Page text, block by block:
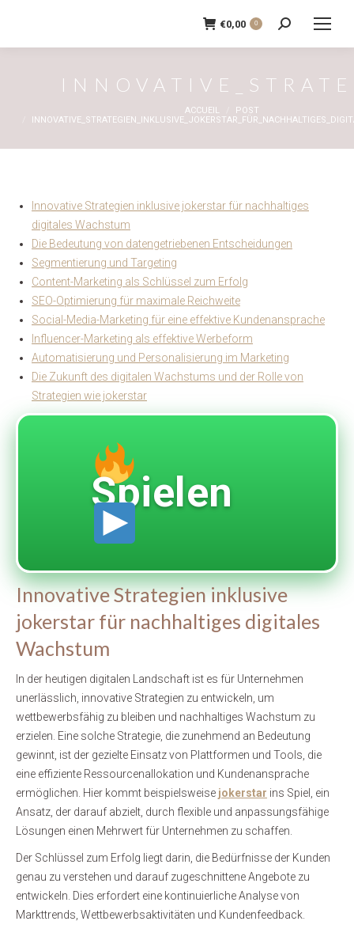
€0,00 0
Recherche
:
ACCUEIL
POST
Innovative Strategien inklusive jokerstar für nachhaltiges
digitales Wachstum
Die Bedeutung von datengetriebenen Entscheidungen
Segmentierung und Targeting
Content-Marketing als Schlüssel zum Erfolg
SEO-Optimierung für maximale Reichweite
Social-Media-Marketing für eine effektive Kundenansprache
Influencer-Marketing als effektive Werbeform
Automatisierung und Personalisierung im Marketing
Die Zukunft des digitalen Wachstums und der Rolle von
Strategien wie jokerstar
Spielen
Innovative Strategien inklusive
jokerstar für nachhaltiges digitales
Wachstum
In der heutigen digitalen Landschaft ist es für Unternehmen
unerlässlich, innovative Strategien zu entwickeln, um
wettbewerbsfähig zu bleiben und nachhaltiges Wachstum zu
erzielen. Eine solche Strategie, die zunehmend an Bedeutung
gewinnt, ist der gezielte Einsatz von Plattformen und Tools, die
eine effiziente Ressourcenallokation und Kundenansprache
ermöglichen. Hier kommt beispielsweise jokerstar ins Spiel, ein
Ansatz, der darauf abzielt, durch flexible und anpassungsfähige
Lösungen einen Mehrwert für Unternehmen zu schaffen.
Der Schlüssel zum Erfolg liegt darin, die Bedürfnisse der Kunden
genau zu verstehen und darauf zugeschnittene Angebote zu
entwickeln. Dies erfordert eine kontinuierliche Analyse von
Markttrends, Wettbewerbsaktivitäten und Kundenfeedback.